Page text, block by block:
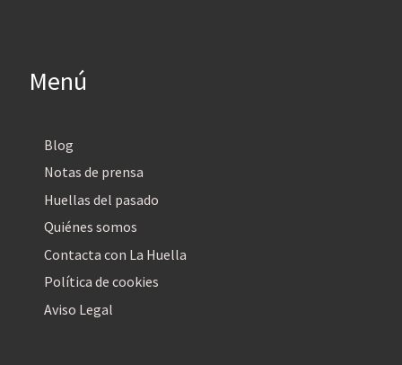
Menú
Blog
Notas de prensa
Huellas del pasado
Quiénes somos
Contacta con La Huella
Política de cookies
Aviso Legal